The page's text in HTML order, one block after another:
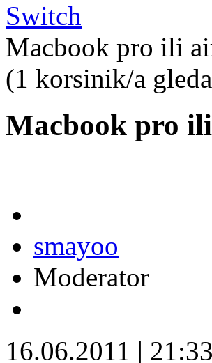
Switch
Macbook pro ili
(1 korsinik/a
Macbook pro
smayoo
Moderator
16.06.2011 | 21:33